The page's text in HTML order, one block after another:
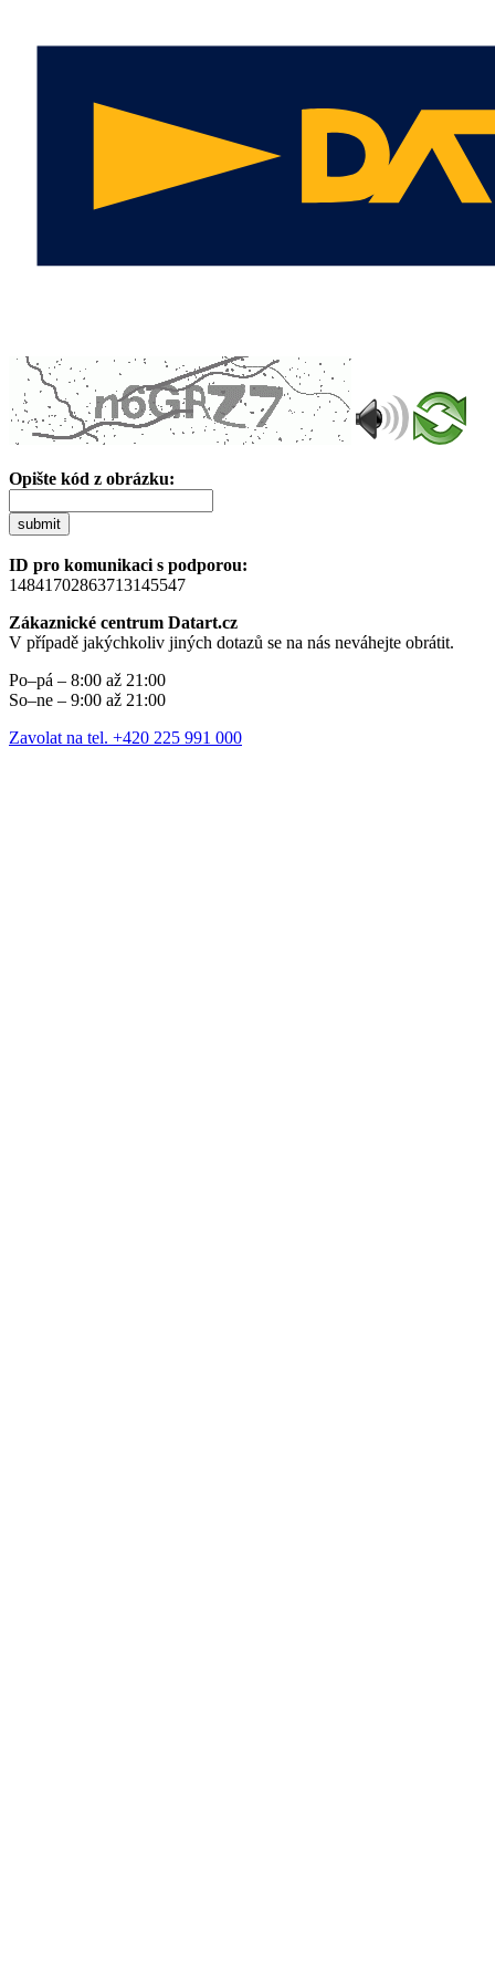
Opište kód z obrázku:
submit
ID pro komunikaci s podporou:
14841702863713145547
Zákaznické centrum Datart.cz
V případě jakýchkoliv jiných dotazů se na nás neváhejte obrátit.
Po–pá – 8:00 až 21:00
So–ne – 9:00 až 21:00
Zavolat na tel. +420 225 991 000